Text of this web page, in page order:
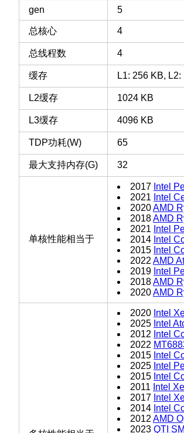
gen 5
总核心 4
总线程数 4
缓存 L1: 256 KB,
L2缓存 1024 KB
L3缓存 4096 KB
TDP功耗(W) 65
最大支持内存(G) 32
单核性能相当于
2017 Intel
2021 Intel
2020AMD
2018AMD
2021 Intel
2014 Intel
2015 Intel
2022 AMD
2019 Intel
2018AMD
2020AMD
2020 Intel
2025 Intel
2012 Intel
2022
2015 Intel
2025 Intel
2015 Intel
2011 Intel
2017 Intel
2014 Intel
2012 AMD
2023 QTI